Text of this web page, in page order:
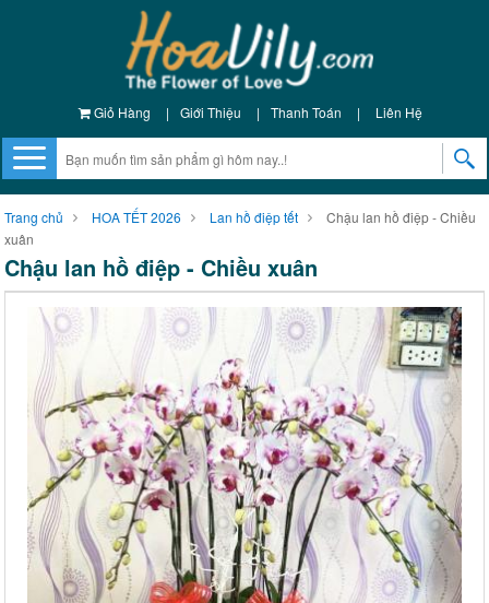
Giỏ Hàng | Giới Thiệu | Thanh Toán | Liên Hệ
Trang chủ HOA TẾT 2026 Lan hồ điệp tết
Chậu lan hồ điệp - Chiều
xuân
Chậu lan hồ điệp - Chiều xuân